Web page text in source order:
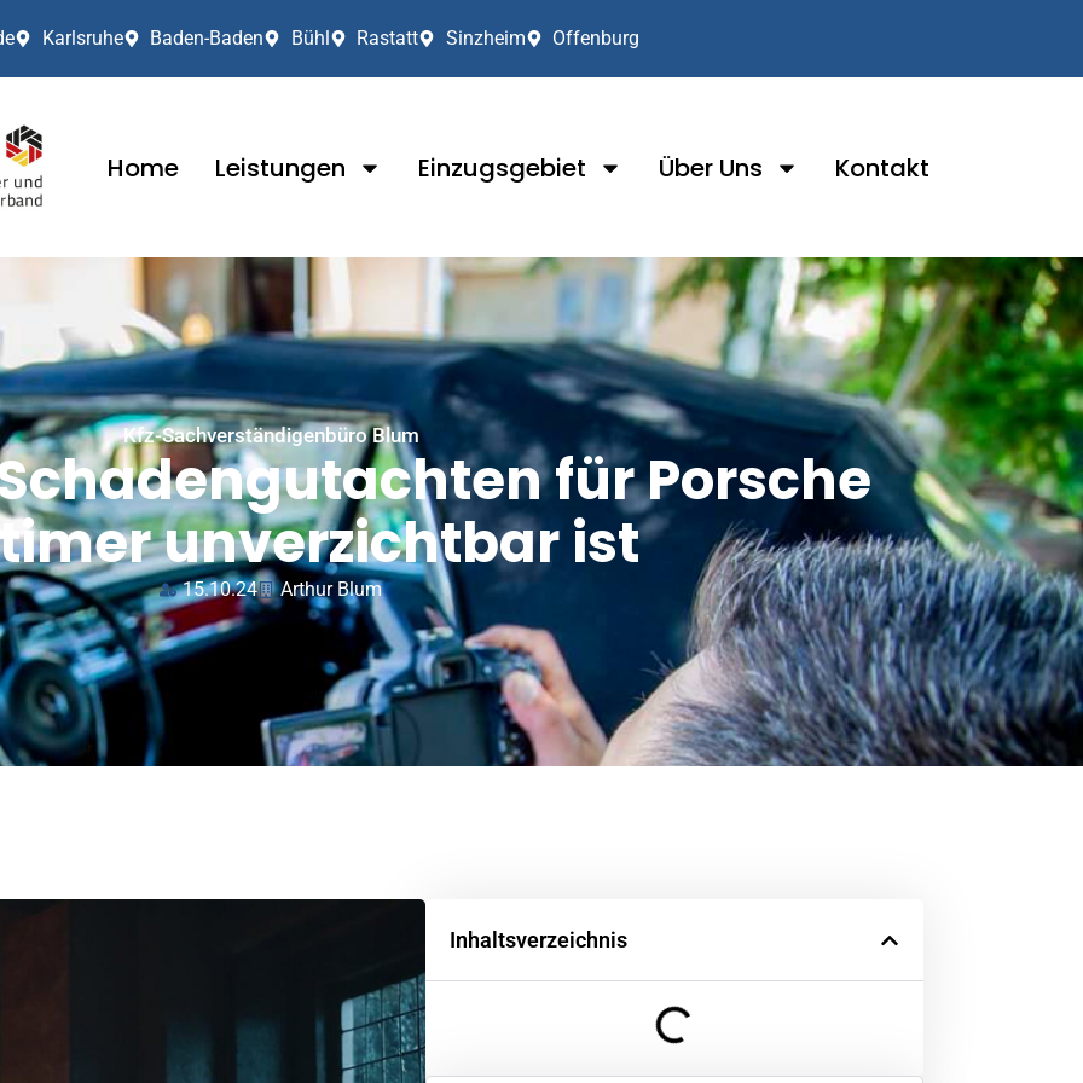
Karlsruhe Baden-Baden Bühl Rastatt Sinzheim Offenburg
Home Leistungen Einzugsgebiet Über Uns Kontakt
Kfz-Sachverständigenbüro Blum
für Porsche
unverzichtbar ist
15.10.24 Arthur Blum
Inhaltsverzeichnis